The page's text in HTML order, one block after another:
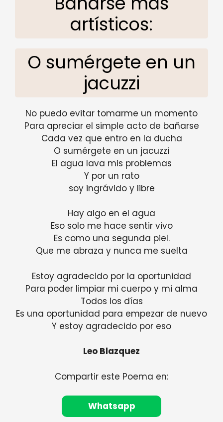
artísticos:
O sumérgete en un
jacuzzi
No puedo evitar tomarme un momento
Para apreciar el simple acto de bañarse
Cada vez que entro en la ducha
O sumérgete en un jacuzzi
El agua lava mis problemas
Y por un rato
soy ingrávido y libre
Hay algo en el agua
Eso solo me hace sentir vivo
Es como una segunda piel.
Que me abraza y nunca me suelta
Estoy agradecido por la oportunidad
Para poder limpiar mi cuerpo y mi alma
Todos los días
Es una oportunidad para empezar de nuevo
Y estoy agradecido por eso
Leo Blazquez
Compartir este Poema en:
Whatsapp